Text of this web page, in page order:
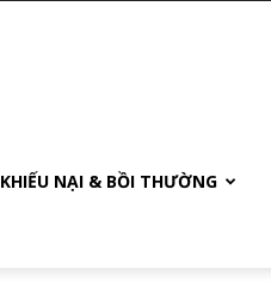
KHIẾU NẠI & BỒI THƯỜNG